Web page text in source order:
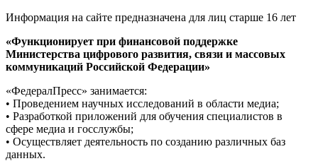
Информация на сайте предназначена для лиц старше 16 лет
«Функционирует при финансовой поддержке
Министерства цифрового развития, связи и массовых
коммуникаций Российской Федерации»
«ФедералПресс» занимается:
• Проведением научных исследований в области медиа;
• Разработкой приложений для обучения специалистов в
сфере медиа и госслужбы;
• Осуществляет деятельность по созданию различных баз
данных.